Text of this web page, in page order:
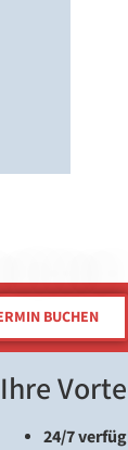
BUCHEN
Ihre
24/7